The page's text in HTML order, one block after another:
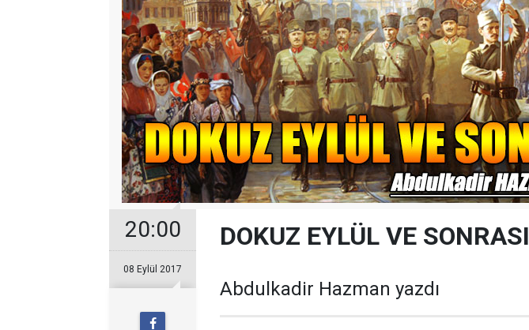
20:00
08 Eylül 2017
DOKUZ EYLÜL VE SONRASI
Abdulkadir Hazman yazdı